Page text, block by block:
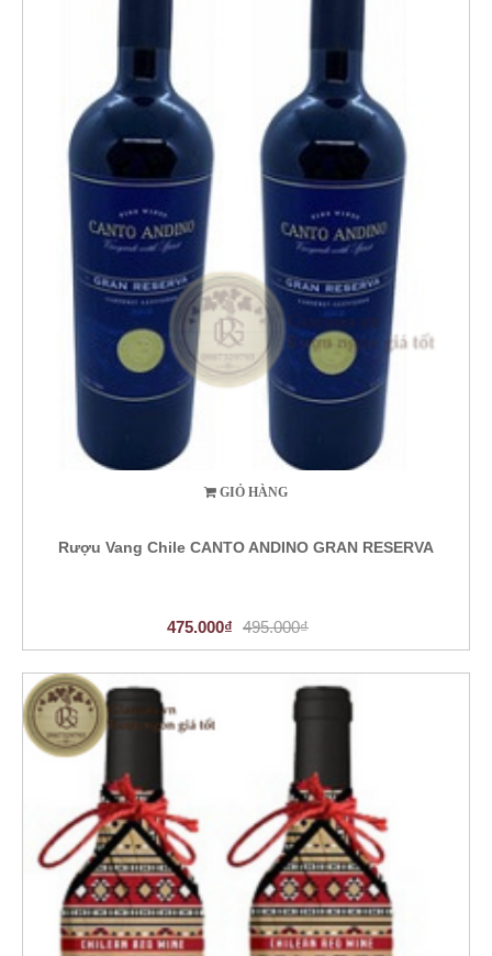
GIỎ HÀNG
Rượu Vang Chile CANTO ANDINO GRAN RESERVA
475.000₫ 495.000₫